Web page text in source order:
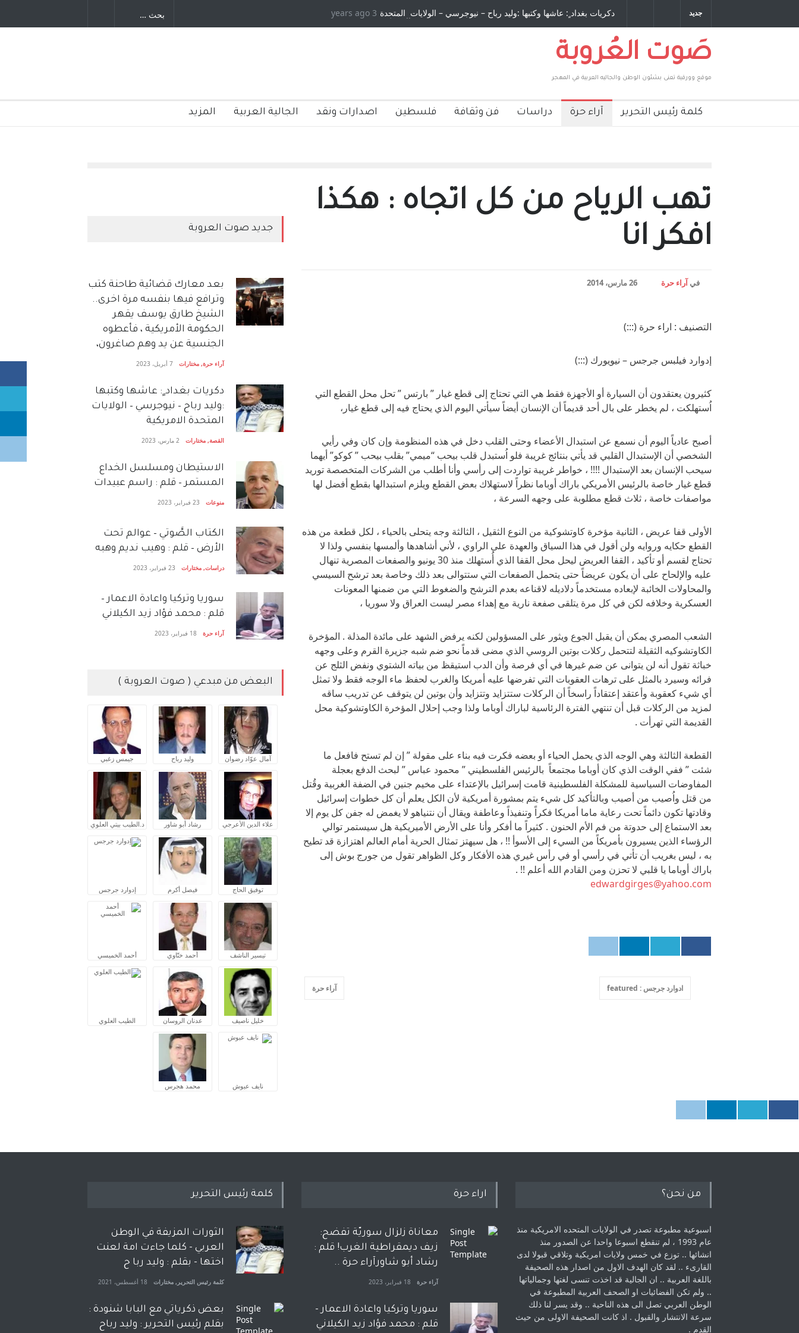
جديد دكريات بغداد ٍ: عاشها وكتبها :وليد رباح – نيوجرسي – الولايات المتحدة
الامريكية
طاحنة كتب وترافع فيها بنفسه مرة اخرى.. الشيخ
صاغرون،
3 years ago
صَوت العُروبة
موقع وورقية تعنى بشئون الوطن والجاليه العربية في المهجر
كلمة رئيس التحرير آراء حرة دراسات فن وثقافة فلسطين اصدارات ونقد الجالية العربية المزيد
تهب الرياح من كل اتجاه : هكذا
افكر انا
فيآراء حرة 26 مارس، 2014
التصنيف : اراء حرة (:::)
إدوارد فيلبس جرجس – نيويورك (:::)
كثيرون يعتقدون أن السيارة أو الأجهزة فقط هي التي تحتاج إلى قطع غيار ” بارتس ” تحل محل القطع التي
اُستهلكت ، لم يخطر على بال أحد قديماً أن الإنسان أيضاً سيأتي اليوم الذي يحتاج فيه إلى قطع غيار،
أصبح عادياً اليوم أن نسمع عن استبدال الأعضاء وحتى القلب دخل في هذه المنظومة وإن كان وفي رأيي
الشخصي أن الإستبدال القلبي قد يأتي بنتائج غريبة فلو اُستبدل قلب بيحب “ميمي” بقلب بيحب ” كوكو” أيهما
سيحب الإنسان بعد الإستبدال !!!! ، خواطر غريبة تواردت إلى رأسي وأنا أطلب من الشركات المتخصصة توريد
قطع غيار خاصة بالرئيس الأمريكي باراك أوباما نظراً لاستهلاك بعض القطع ويلزم استبدالها بقطع أفضل لها
مواصفات خاصة ، ثلاث قطع مطلوبة على وجهه السرعة ،
الأولى قفا عريض ، الثانية مؤخرة كاوتشوكية من النوع الثقيل ، الثالثة وجه يتحلى بالحياء ، لكل قطعة من هذه
القطع حكايه وروايه ولن أقول في هذا السياق والعهدة على الراوي ، لأني أشاهدها وألمسها بنفسي ولذا لا
تحتاج لقسم أو تأكيد ، القفا العريض ليحل محل القفا الذي أُستهلك منذ 30 يونيو والصفعات المصرية تنهال
عليه والإلحاح على أن يكون عريضاً حتى يتحمل الصفعات التي ستتوالى بعد ذلك وخاصة بعد ترشح السيسي
والمحاولات الخائبة لإبعاده مستخدماً دلاديله لاقناعه بعدم الترشح والضغوط التي من ضمنها المعونات
العسكرية وخلافه لكن في كل مرة يتلقى صفعة نارية مع إهداء مصر ليست العراق ولا سوريا ،
الشعب المصري يمكن أن يقبل الجوع ويثور على المسؤولين لكنه يرفض الشهد على مائدة المذلة . المؤخرة
الكاوتشوكيه الثقيلة لتتحمل ركلات بوتين الروسي الذي مضى قدماً نحو ضم شبه جزيرة القرم وعلى وجهه
خباثة تقول أنه لن يتوانى عن ضم غيرها في أي فرصة وأن الدب استيقظ من بياته الشتوي ونفض الثلج عن
فرائه وسيرد بالمثل على ترهات العقوبات التي تفرضها عليه أمريكا والغرب لحفظ ماء الوجه فقط ولا تمثل
أي شيء كعقوبة وأعتقد إعتقاداً راسخاً أن الركلات ستتزايد وتتزايد وأن بوتين لن يتوقف عن تدريب ساقه
لمزيد من الركلات قبل أن تنتهي الفترة الرئاسية لباراك أوباما ولذا وجب إحلال المؤخرة الكاوتشوكية محل
القديمة التي تهرأت .
القطعة الثالثة وهي الوجه الذي يحمل الحياء أو بعضه فكرت فيه بناء على مقولة ” إن لم تستح فافعل ما
شئت ” ففي الوقت الذي كان أوباما مجتمعاً بالرئيس الفلسطيني ” محمود عباس ” لبحث الدفع بعجلة
المفاوضات السياسية للمشكلة الفلسطينية قامت إسرائيل بالإعتداء على مخيم جنين في الضفة الغربية وقُتل
من قتل واُصيب من أصيب وبالتأكيد كل شيء يتم بمشورة أمريكية لأن الكل يعلم أن كل خطوات إسرائيل
وقادتها تكون دائماً تحت رعاية ماما أمريكا فكراً وتنفيذاً وعاطفة ويقال أن نتنياهو لا يغمض له جفن كل يوم إلا
بعد الاستماع إلى حدوتة من فم الأم الحنون . كثيراً ما أفكر وأنا على الأرض الأميريكية هل سيستمر توالي
الرؤساء الذين يسيرون بأمريكاً من السيء إلى الأسوأ !! ، هل سيهتز تمثال الحرية أمام العالم اهتزازة قد تطيح
به ، ليس بغريب أن تأتي في رأسي أو في رأس غيري هذه الأفكار وكل الظواهر تقول من جورج بوش إلى
باراك أوباما يا قلبي لا تحزن ومن القادم الله أعلم !! .
edwardgirges@yahoo.com
ادوارد جرجس : featured آراء حرة
جديد صوت العروبة
بعد معارك قضائية طاحنة كتب
وترافع فيها بنفسه مرة اخرى..
الشيخ طارق يوسف يقهر
الحكومة الأمريكية ، فأعطوه
الجنسية عن يد وهم صاغرون،
آراء حرة, مختارات 7 أبريل، 2023
دكريات بغداد ٍ: عاشها وكتبها
:وليد رباح – نيوجرسي – الولايات
المتحدة الامريكية
القصة, مختارات 2 مارس، 2023
الاستيطان ومسلسل الخداع
المستمر – قلم : راسم عبيدات
منوعات 23 فبراير، 2023
الكتاب الصَّوتي – عوالم تحت
الأرض – قلم : وهيب نديم وهبه
دراسات, مختارات 23 فبراير، 2023
سوريا وتركيا واعادة الاعمار –
قلم : محمد فؤاد زيد الكيلاني
آراء حرة 18 فبراير، 2023
البعض من مبدعي ( صوت العروبة )
آمال عوّاد رضوان وليد رباح جيمس زغبي
علاء الدين الأعرجي رشاد أبو شاور د.الطيب بيتي العلوي
توفيق الحاج فيصل أكرم إدوارد جرجس
تيسير الناشف أحمد ختّاوي أحمد الخميسي
خليل ناصيف عدنان الروسان الطيب العلوي
نايف عبوش محمد هجرس
من نحن؟
اسبوعية مطبوعة تصدر في الولايات المتحده الامريكية منذ
عام 1993 ، لم ‏تنقطع اسبوعا واحدا عن الصدور منذ
انشائها .. توزع في خمس ولايات امريكية ‏وتلاقي قبولا لدى
القارىء ..‏ لقد كان الهدف الاول من اصدار هذه الصحيفة
باللغة العربية .. ان الجالية قد اخذت ‏تنسى لغتها وجمالياتها
.. ولم تكن الفضائيات او الصحف العربية المطبوعة في
الوطن ‏العربي تصل الى هذه الناحية .. وقد يسر لنا ذلك
سرعة الانتشار والقبول . اذ كانت ‏الصحيفة الاولى من حيث
القدم . ‏
اراء حرة
معاناة زلزال سوريّة تفضح:
زيف ديمقراطية الغرب! قلم :
رشاد أبو شاورآراء حرة ..
آراء حرة 18 فبراير، 2023
سوريا وتركيا واعادة الاعمار -
قلم : محمد فؤاد زيد الكيلاني
كلمة رئيس التحرير
الثورات المزيفة في الوطن
العربي - كلما جاءت امة لعنت
اختها - بقلم : وليد ربا ح
كلمة رئيس التحرير , مختارات 18 أغسطس، 2021
بعض ذكرياتي مع البابا شنودة :
بقلم رئيس التحرير : وليد رباح